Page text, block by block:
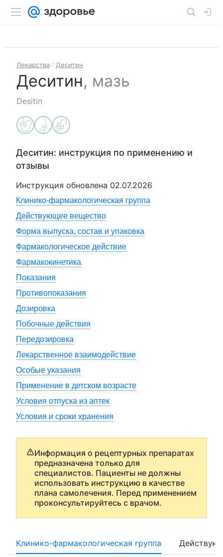
Лекарства Деситин
Деситин, мазь
Desitin
Деситин: инструкция по применению и
отзывы
Инструкция обновлена 02.07.2026
Клинико-фармакологическая группа
Действующее вещество
Форма выпуска, состав и упаковка
Фармакологическое действие
Фармакокинетика
Показания
Противопоказания
Дозировка
Побочные действия
Передозировка
Лекарственное взаимодействие
Особые указания
Применение в детском возрасте
Условия отпуска из аптек
Условия и сроки хранения
Информация о рецептурных препаратах
предназначена только для
специалистов. Пациенты не должны
использовать инструкцию в качестве
плана самолечения. Перед применением
проконсультируйтесь с врачом.
Клинико-фармакологическая группа